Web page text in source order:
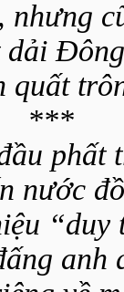
nhưng
dải
quất
***
phất
nước
“duy
anh